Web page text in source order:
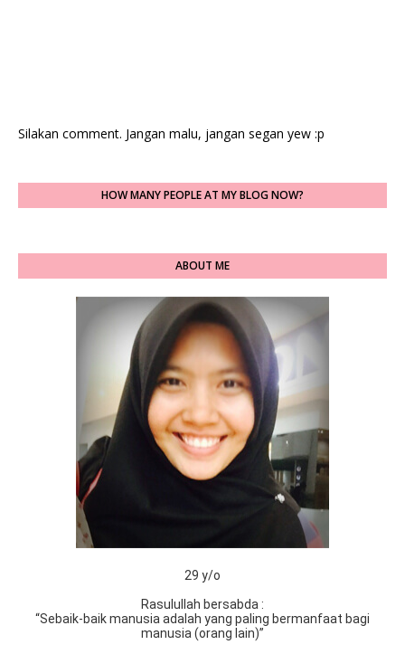
Silakan comment. Jangan malu, jangan segan yew :p
HOW MANY PEOPLE AT MY BLOG NOW?
ABOUT ME
29 y/o
Rasulullah bersabda :
“Sebaik-baik manusia adalah yang paling bermanfaat bagi
manusia (orang lain)”